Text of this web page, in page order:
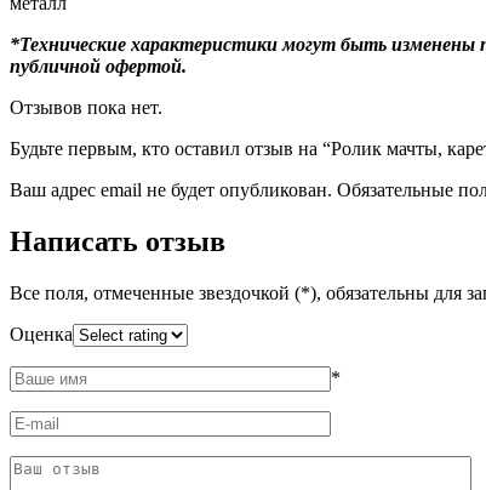
*Технические характеристики могут быть
публичной офертой.
Отзывов пока нет.
Будьте первым, кто оставил отзыв на “Ролик мачты,
Ваш адрес email не будет опубликован. Обязательные
Написать отзыв
Все поля, отмеченные звездочкой (*), обязательны для
Оценка
*